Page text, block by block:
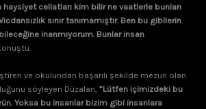
haysiyet cellatları kim bilir ne vaatlerle bunları
sınır tanımamıştır. Ben bu gibilerin
inanmıyorum. Bunlar insan
ve okulundan başarılı şekilde mezun olan
söyleyen Düzalan, ”Lütfen içimizdeki bu
Yoksa bu insanlar bizim gibi insanlara